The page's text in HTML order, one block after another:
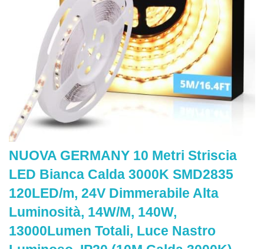
NUOVA GERMANY 10 Metri Striscia
LED Bianca Calda 3000K SMD2835
120LED/m, 24V Dimmerabile Alta
Luminosità, 14W/M, 140W,
13000Lumen Totali, Luce Nastro